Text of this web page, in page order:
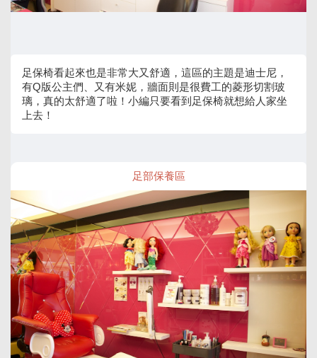
足保椅看起來也是非常大又舒適，這區的主題是迪士尼，
有Q版公主們、又有米妮，牆面則是很費工的菱形切割玻
璃，真的太舒適了啦！小編只要看到足保椅就想給人家坐
上去！
足部保養區